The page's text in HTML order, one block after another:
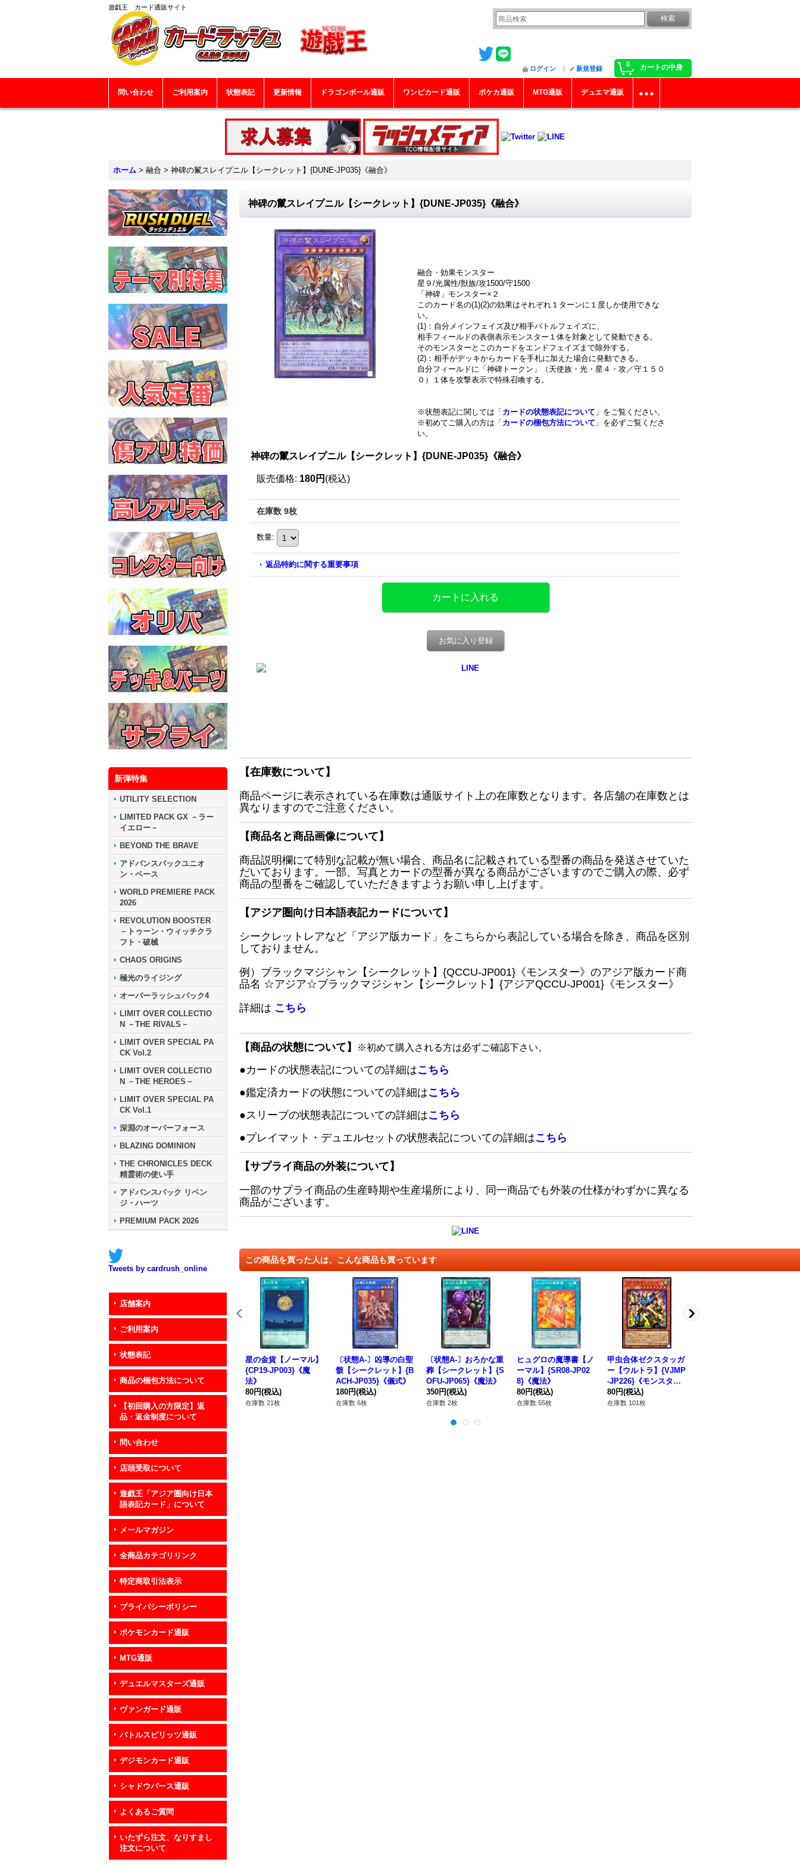
遊戯王 カード通販サイト
0 カートの中身
ログイン 新規登録
問い合わせ ご利用案内 状態表記 更新情報 ドラゴンボール通販 ワンピカード通販 ポケカ通販 MTG通販 デュエマ通販
ホーム > 融合 > 神碑の鬣スレイプニル【シークレット】{DUNE-JP035}《融合》
新弾特集
UTILITY SELECTION
LIMITED PACK GX －ラー
イエロー－
BEYOND THE BRAVE
アドバンスパックユニオ
ン・ベース
WORLD PREMIERE PACK
2026
REVOLUTION BOOSTER
－トゥーン・ウィッチクラ
フト・破械
CHAOS ORIGINS
極光のライジング
オーバーラッシュパック4
LIMIT OVER COLLECTIO
N －THE RIVALS－
LIMIT OVER SPECIAL PA
CK Vol.2
LIMIT OVER COLLECTIO
N －THE HEROES－
LIMIT OVER SPECIAL PA
CK Vol.1
深淵のオーバーフォース
BLAZING DOMINION
THE CHRONICLES DECK
精霊術の使い手
アドバンスパック リベン
ジ・ハーツ
PREMIUM PACK 2026
Tweets by cardrush_online
店舗案内
ご利用案内
状態表記
商品の梱包方法について
【初回購入の方限定】返
品・返金制度について
問い合わせ
店頭受取について
遊戯王「アジア圏向け日本
語表記カード」について
メールマガジン
全商品カテゴリリンク
特定商取引法表示
プライバシーポリシー
ポケモンカード通販
MTG通販
デュエルマスターズ通販
ヴァンガード通販
バトルスピリッツ通販
デジモンカード通販
シャドウバース通販
よくあるご質問
いたずら注文、なりすまし
注文について
神碑の鬣スレイプニル【シークレット】{DUNE-JP035}《融合》
融合・効果モンスター
星９/光属性/獣族/攻1500/守1500
「神碑」モンスター×２
このカード名の(1)(2)の効果はそれぞれ１ターンに１度しか使用できな
い。
(1)：自分メインフェイズ及び相手バトルフェイズに、
相手フィールドの表側表示モンスター１体を対象として発動できる。
そのモンスターとこのカードをエンドフェイズまで除外する。
(2)：相手がデッキからカードを手札に加えた場合に発動できる。
自分フィールドに「神碑トークン」（天使族・光・星４・攻／守１５０
０）１体を攻撃表示で特殊召喚する。
※状態表記に関しては「 カードの状態表記について 」をご覧ください。
※初めてご購入の方は「 カードの梱包方法について 」を必ずご覧くださ
い。
神碑の鬣スレイプニル【シークレット】{DUNE-JP035}《融合》
販売価格: 180円 (税込)
在庫数 9枚
数量:
返品特約に関する重要事項
お気に入り登録
【在庫数について】
商品ページに表示されている在庫数は通販サイト上の在庫数となります。各店舗の在庫数とは
異なりますのでご注意ください。
【商品名と商品画像について】
商品説明欄にて特別な記載が無い場合、商品名に記載されている型番の商品を発送させていた
だいております。一部、写真とカードの型番が異なる商品がございますのでご購入の際、必ず
商品の型番をご確認していただきますようお願い申し上げます。
【アジア圏向け日本語表記カードについて】
シークレットレアなど「アジア版カード」をこちらから表記している場合を除き、商品を区別
しておりません。
例）ブラックマジシャン【シークレット】{QCCU-JP001}《モンスター》のアジア版カード商
品名 ☆アジア☆ブラックマジシャン【シークレット】{アジアQCCU-JP001}《モンスター》
詳細は こちら
【商品の状態について】 ※初めて購入される方は必ずご確認下さい。
●カードの状態表記についての詳細はこちら
●鑑定済カードの状態についての詳細はこちら
●スリーブの状態表記についての詳細はこちら
●プレイマット・デュエルセットの状態表記についての詳細はこちら
【サプライ商品の外装について】
一部のサプライ商品の生産時期や生産場所により、同一商品でも外装の仕様がわずかに異なる
商品がございます。
この商品を買った人は、こんな商品も買っています
星の金貨【ノーマル】
{CP19-JP003}《魔
法》
80円(税込)
在庫数 21枚
〔状態A-〕凶導の白聖
骸【シークレット】{B
ACH-JP035}《儀式》
180円(税込)
在庫数 6枚
〔状態A-〕おろかな重
葬【シークレット】{S
OFU-JP065}《魔法》
350円(税込)
在庫数 2枚
ヒュグロの魔導書【ノ
ーマル】{SR08-JP02
8}《魔法》
80円(税込)
在庫数 55枚
甲虫合体ゼクスタッガ
ー【ウルトラ】{VJMP
-JP226}《モンスタ
ー》
80円(税込)
在庫数 101枚